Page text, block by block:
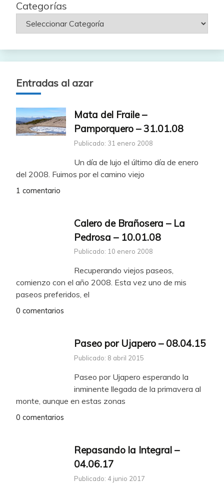
Categorías
Entradas al azar
Mata del Fraile –
Pamporquero – 31.01.08
Publicado: 31 enero 2008
Un día de lujo el último día de enero
del 2008. Fuimos por el camino viejo
1 comentario
Calero de Brañosera – La
Pedrosa – 10.01.08
Publicado: 10 enero 2008
Recuperando viejos paseos,
comienzo con el año 2008. Esta vez uno de mis
paseos preferidos, el
0 comentarios
Paseo por Ujapero – 08.04.15
Publicado: 8 abril 2015
Paseo por Ujapero esperando la
inminente llegada de la primavera al
monte, aunque en estas zonas
0 comentarios
Repasando la Integral –
04.06.17
Publicado: 4 junio 2017